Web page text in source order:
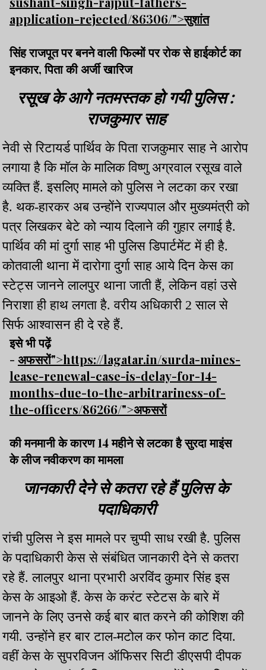
application-rejected/86306/">सुशांत
सिंह राजपूत पर बनने वाली फिल्मों पर रोक से हाईकोर्ट का
इनकार, पिता की अर्जी खारिज
रसूख के आगे नतमस्तक हो गयी पुलिस :
राजकुमार साह
नेवी से रिटायर्ड पार्थिव के पिता राजकुमार साह ने आरोप
लगाया है कि मॉल के मालिक विष्णु अग्रवाल रसूख वाले
व्यक्ति हैं. इसलिए मामले को पुलिस ने लटका कर रखा
है. थक-हारकर अब उन्होंने राज्यपाल और मुख्यमंत्री को
पत्र लिखकर बेटे को न्याय दिलाने की गुहार लगाई है.
पार्थिव की मां दुर्गा साह भी पुलिस डिपार्टमेंट में ही है.
कोतवाली थाना में दारोगा दुर्गा साह आये दिन केस का
स्टेट्स जानने लालपुर थाना जाती हैं, लेकिन वहां उसे
निराशा ही हाथ लगता है. वरीय अधिकारी 2 साल से
सिर्फ आश्वासन ही दे रहे हैं.
इसे भी पढ़ें
- अफसरों">https://lagatar.in/surda-mines-
lease-renewal-case-is-delay-for-14-
months-due-to-the-arbitrariness-of-
the-officers/86266/">अफसरों
की मनमानी के कारण 14 महीने से लटका है सुरदा माइंस
के लीज नवीकरण का मामला
जानकारी देने से कतरा रहे हैं पुलिस के
पदाधिकारी
रांची पुलिस ने इस मामले पर चुप्पी साध रखी है. पुलिस
के पदाधिकारी केस से संबंधित जानकारी देने से कतरा
रहे हैं. लालपुर थाना प्रभारी अरविंद कुमार सिंह इस
केस के आइओ हैं. केस के करंट स्टेटस के बारे में
जानने के लिए उनसे कई बार बात करने की कोशिश की
गयी. उन्होंने हर बार टाल-मटोल कर फोन काट दिया.
वहीं केस के सुपरविजन ऑफिसर सिटी डीएसपी दीपक